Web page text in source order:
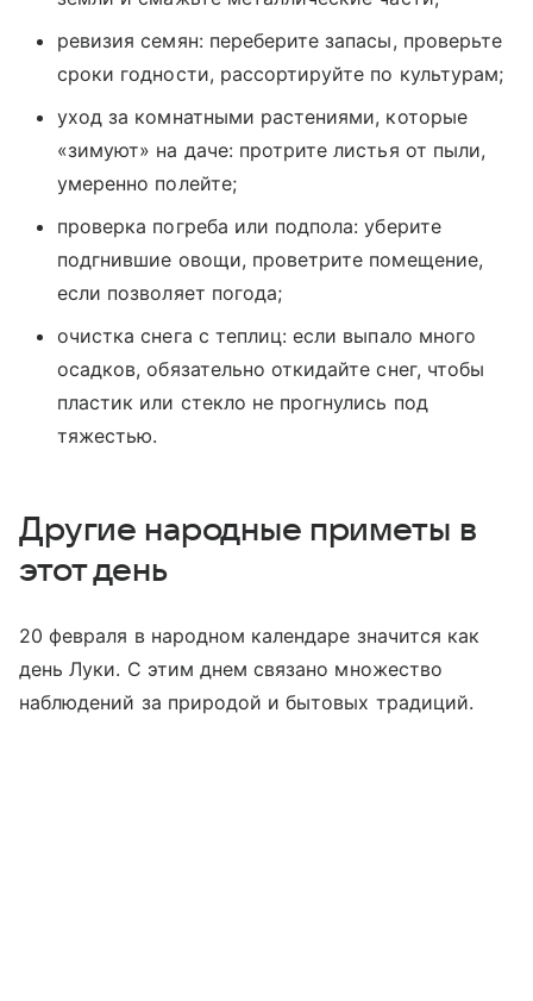
ревизия семян: переберите запасы, проверьте
сроки годности, рассортируйте по культурам;
уход за комнатными растениями, которые
«зимуют» на даче: протрите листья от пыли,
умеренно полейте;
проверка погреба или подпола: уберите
подгнившие овощи, проветрите помещение,
если позволяет погода;
очистка снега с теплиц: если выпало много
осадков, обязательно откидайте снег, чтобы
пластик или стекло не прогнулись под
тяжестью.
Другие народные приметы в
этот день
20 февраля в народном календаре значится как
день Луки. С этим днем связано множество
наблюдений за природой и бытовых традиций.